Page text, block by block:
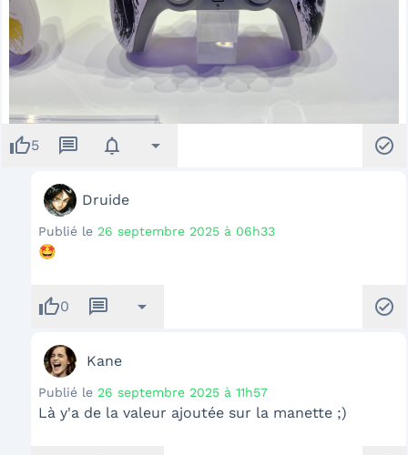
thumb_up5 message notifications arrow_drop_down check_circle
Druide
Publié le 26 septembre 2025 à 06h33
🤩
thumb_up0 message arrow_drop_down check_circle
Kane
Publié le 26 septembre 2025 à 11h57
Là y'a de la valeur ajoutée sur la manette ;)